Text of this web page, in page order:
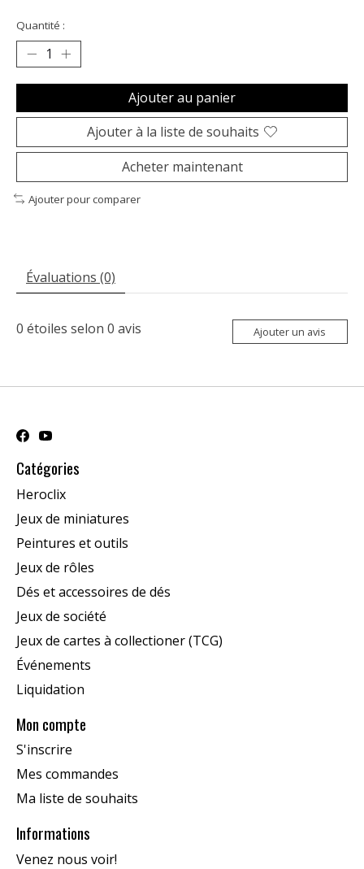
Quantité :
Ajouter au panier
Ajouter à la liste de souhaits
Acheter maintenant
Ajouter pour comparer
Évaluations (0)
0 étoiles selon 0 avis Ajouter un avis
Catégories
Heroclix
Jeux de miniatures
Peintures et outils
Jeux de rôles
Dés et accessoires de dés
Jeux de société
Jeux de cartes à collectioner (TCG)
Événements
Liquidation
Mon compte
S'inscrire
Mes commandes
Ma liste de souhaits
Informations
Venez nous voir!